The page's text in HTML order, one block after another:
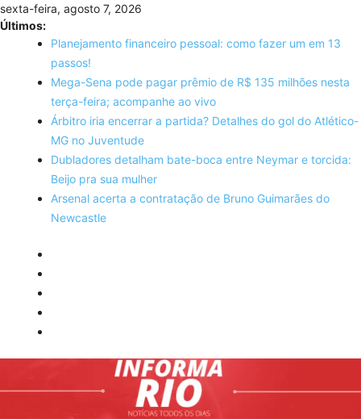
Skip
to
content
sexta-feira, agosto 7, 2026
Últimos:
Planejamento financeiro pessoal: como fazer um em 13
passos!
Mega-Sena pode pagar prêmio de R$ 135 milhões nesta
terça-feira; acompanhe ao vivo
Árbitro iria encerrar a partida? Detalhes do gol do Atlético-
MG no Juventude
Dubladores detalham bate-boca entre Neymar e torcida:
Beijo pra sua mulher
Arsenal acerta a contratação de Bruno Guimarães do
Newcastle